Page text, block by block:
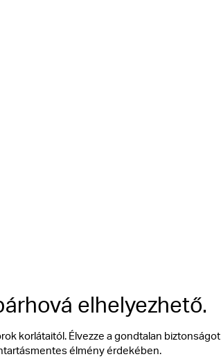
elhelyezhető.
korlátaitól. Élvezze a gondtalan biztonságot
élmény érdekében.